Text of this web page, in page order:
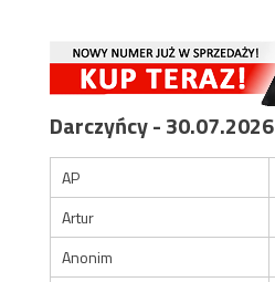
Darczyńcy - 30.07.2026
AP
Artur
Anonim